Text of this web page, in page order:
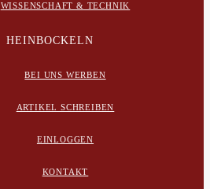
WISSENSCHAFT & TECHNIK
HEINBOCKELN
BEI UNS WERBEN
ARTIKEL SCHREIBEN
EINLOGGEN
KONTAKT